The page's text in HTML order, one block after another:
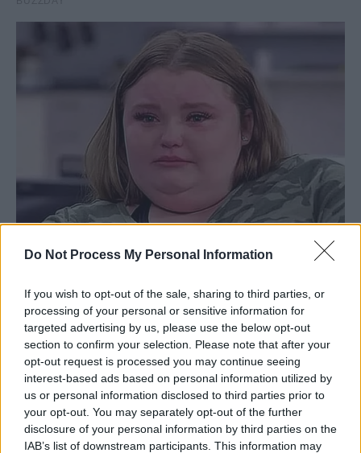
Do Not Process My Personal Information
If you wish to opt-out of the sale, sharing to third parties, or
processing of your personal or sensitive information for
targeted advertising by us, please use the below opt-out
section to confirm your selection. Please note that after your
opt-out request is processed you may continue seeing
interest-based ads based on personal information utilized by
us or personal information disclosed to third parties prior to
your opt-out. You may separately opt-out of the further
disclosure of your personal information by third parties on the
IAB’s list of downstream participants. This information may